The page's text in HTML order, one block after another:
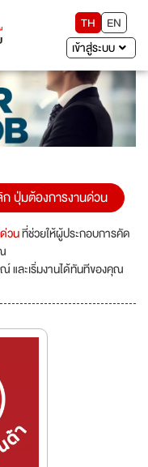
TH
EN
เข้าสู่ระบบ
ปุ่มต้องการงานด่วน
วนที่ช่วยให้ผู้ประกอบการคัด
และเริ่มงานได้ทันทีของคุณ